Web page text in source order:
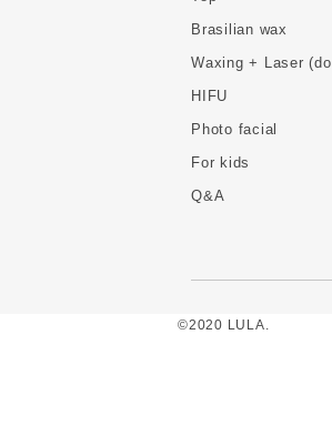
Brasilian wax
Waxing + Laser
HIFU
Photo facial
For kids
Q&A
©2020 LULA.